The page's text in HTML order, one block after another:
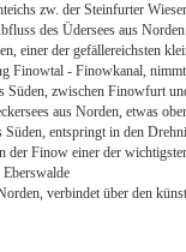
zw. der Steinfurter
des Üdersees aus Norden
einer der gefällereichsten
Finowtal - Finowkanal,
Süden, zwischen Finowfurt
aus Norden, etwas
entspringt in den
der Finow einer der
verbindet über den